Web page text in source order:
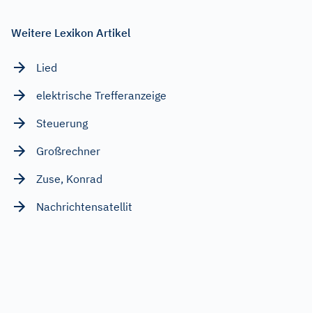
Weitere Lexikon Artikel
Lied
elektrische Trefferanzeige
Steuerung
Großrechner
Zuse, Konrad
Nachrichtensatellit